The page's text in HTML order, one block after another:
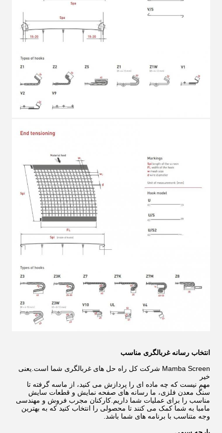
انتخاب رسانه غربالگری مناسب
Mamba Screen شرکت کل راه حل های غربالگری شما است.یعنی
خیر
مهم نیست که چه ماده ای را پردازش می کنید، از ماسه گرفته تا
سنگ معدن فلزی، ما رسانه های صفحه نمایش و قطعات سایش
مناسب را برای عملیات شما داریم.کارکنان مجرب فروش و مهندسی
مامبا به شما کمک می کنند تا محصولی را انتخاب کنید که به بهترین
وجه متناسب با برنامه های شما باشد.